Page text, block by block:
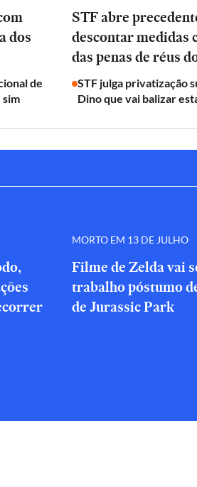
dos
de
STF abre
descontar medidas
das penas de réus
STF julga privatização
Dino que vai balizar
MORTO EM 13 DE JULHO
Filme de Zelda vai
trabalho póstumo
de Jurassic Park